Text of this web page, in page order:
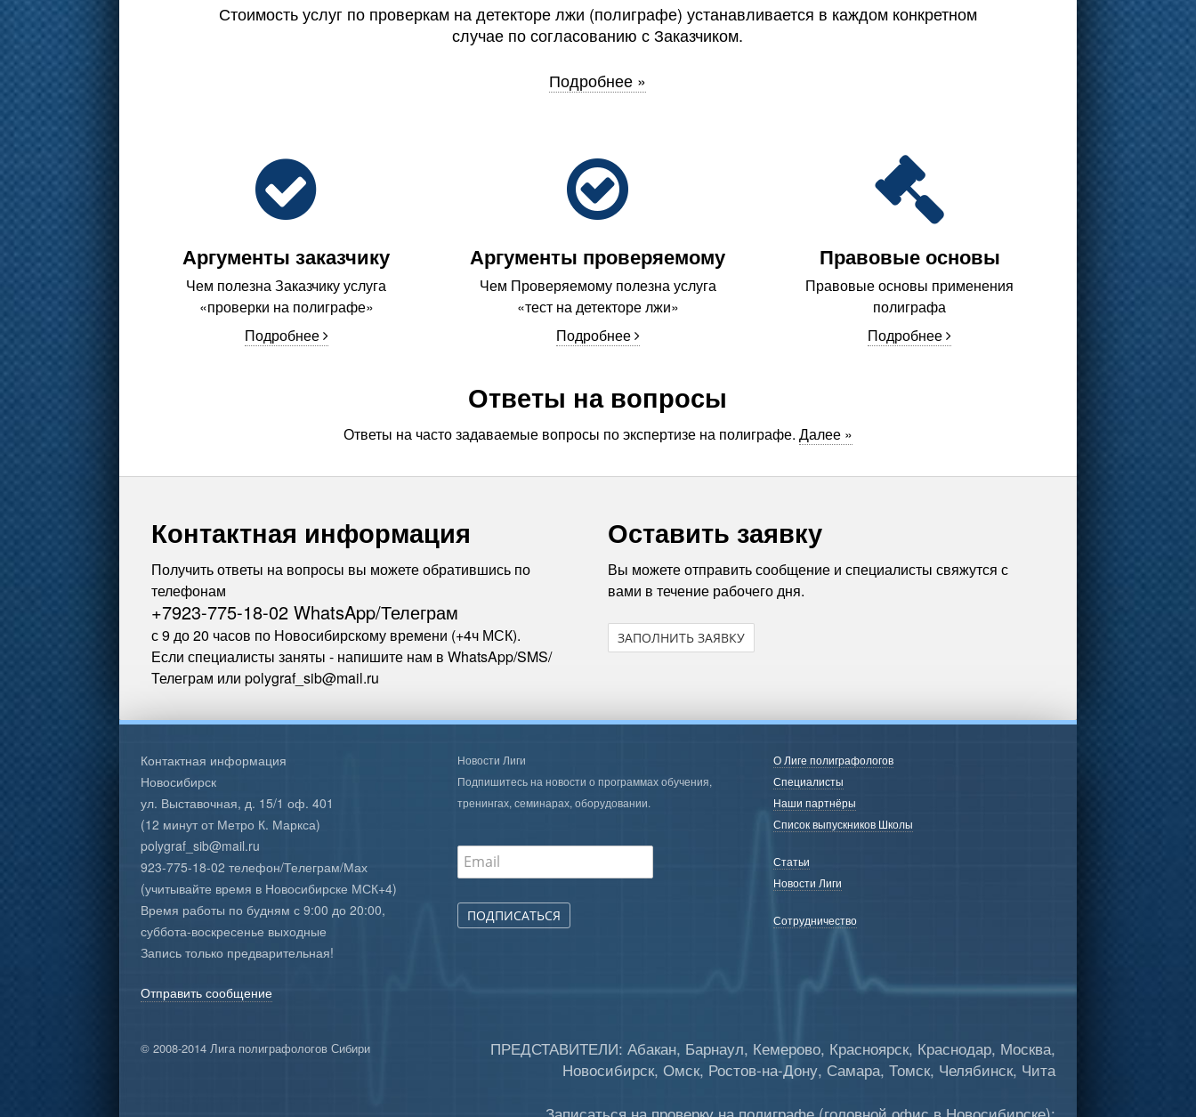
Стоимость услуг по проверкам на детекторе лжи (полиграфе) устанавливается в каждом конкретном
случае по согласованию с Заказчиком.
Подробнее »
Аргументы заказчику
Чем полезна Заказчику услуга
«проверки на полиграфе»
Подробнее
Аргументы проверяемому
Чем Проверяемому полезна услуга
«тест на детекторе лжи»
Подробнее
Правовые основы
Правовые основы применения
полиграфа
Подробнее
Ответы на вопросы
Ответы на часто задаваемые вопросы по экспертизе на полиграфе. Далее »
Контактная информация
Получить ответы на вопросы вы можете обратившись по
телефонам
+7923-775-18-02 WhatsApp/Телеграм
с 9 до 20 часов по Новосибирскому времени (+4ч МСК).
Если специалисты заняты - напишите нам в WhatsApp/SMS/
Телеграм или polygraf_sib@mail.ru
Оставить заявку
Вы можете отправить сообщение и специалисты свяжутся с
вами в течение рабочего дня.
ЗАПОЛНИТЬ ЗАЯВКУ
Контактная информация
Новосибирск
ул. Выставочная, д. 15/1 оф. 401
(12 минут от Метро К. Маркса)
polygraf_sib@mail.ru
923-775-18-02 телефон/Телеграм/Мах
(учитывайте время в Новосибирске МСК+4)
Время работы по будням с 9:00 до 20:00,
суббота-воскресенье выходные
Запись только предварительная!
Отправить сообщение
Новости Лиги
Подпишитесь на новости о программах обучения,
тренингах, семинарах, оборудовании.
ПОДПИСАТЬСЯ
О Лиге полиграфологов
Специалисты
Наши партнёры
Список выпускников Школы
Статьи
Новости Лиги
Сотрудничество
© 2008-2014 Лига полиграфологов Сибири
ПРЕДСТАВИТЕЛИ: Абакан, Барнаул, Кемерово, Красноярск, Краснодар, Москва,
Новосибирск, Омск, Ростов-на-Дону, Самара, Томск, Челябинск, Чита